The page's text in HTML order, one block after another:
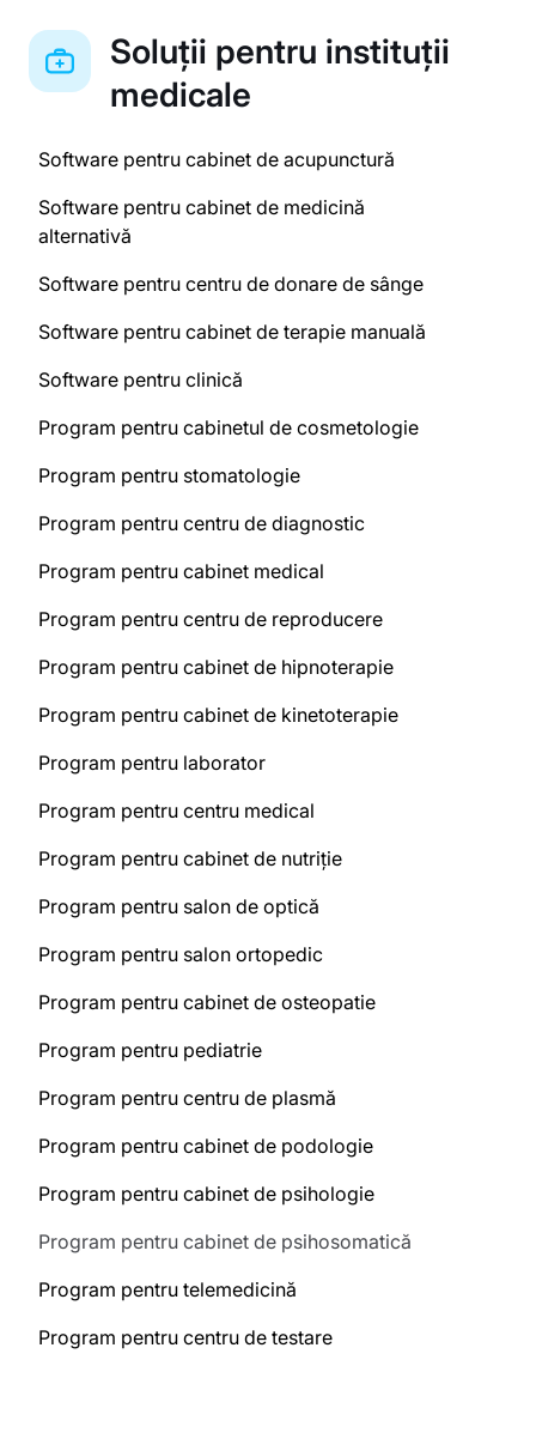
Soluții pentru instituții
medicale
Software pentru cabinet de acupunctură
Software pentru cabinet de medicină
alternativă
Software pentru centru de donare de sânge
Software pentru cabinet de terapie manuală
Software pentru clinică
Program pentru cabinetul de cosmetologie
Program pentru stomatologie
Program pentru centru de diagnostic
Program pentru cabinet medical
Program pentru centru de reproducere
Program pentru cabinet de hipnoterapie
Program pentru cabinet de kinetoterapie
Program pentru laborator
Program pentru centru medical
Program pentru cabinet de nutriție
Program pentru salon de optică
Program pentru salon ortopedic
Program pentru cabinet de osteopatie
Program pentru pediatrie
Program pentru centru de plasmă
Program pentru cabinet de podologie
Program pentru cabinet de psihologie
Program pentru cabinet de psihosomatică
Program pentru telemedicină
Program pentru centru de testare